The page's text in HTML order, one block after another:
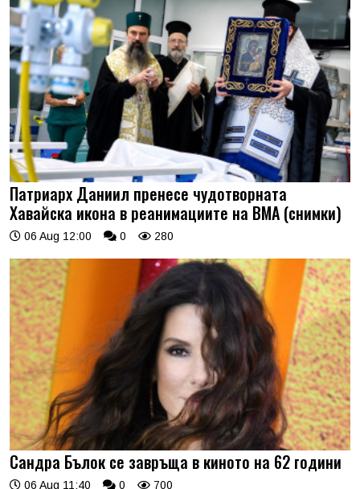
Патриарх Даниил пренесе чудотворната
Хавайска икона в реанимациите на ВМА (снимки)
06 Aug 12:00 0 280
Сандра Бълок се завръща в киното на 62 години
06 Aug 11:40 0 700